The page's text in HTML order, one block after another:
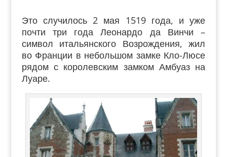
Это случилось 2 мая 1519 года, и уже
почти три года Леонардо да Винчи –
символ итальянского Возрождения, жил
во Франции в небольшом замке Кло-Люсе
рядом с королевским замком Амбуаз на
Луаре.